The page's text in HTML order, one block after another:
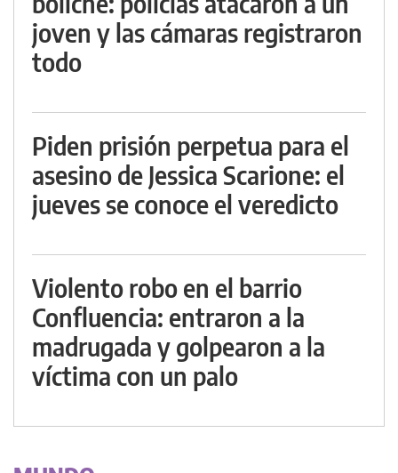
joven y las cámaras registraron
todo
Piden prisión perpetua para el
asesino de Jessica Scarione: el
jueves se conoce el veredicto
Violento robo en el barrio
Confluencia: entraron a la
madrugada y golpearon a la
víctima con un palo